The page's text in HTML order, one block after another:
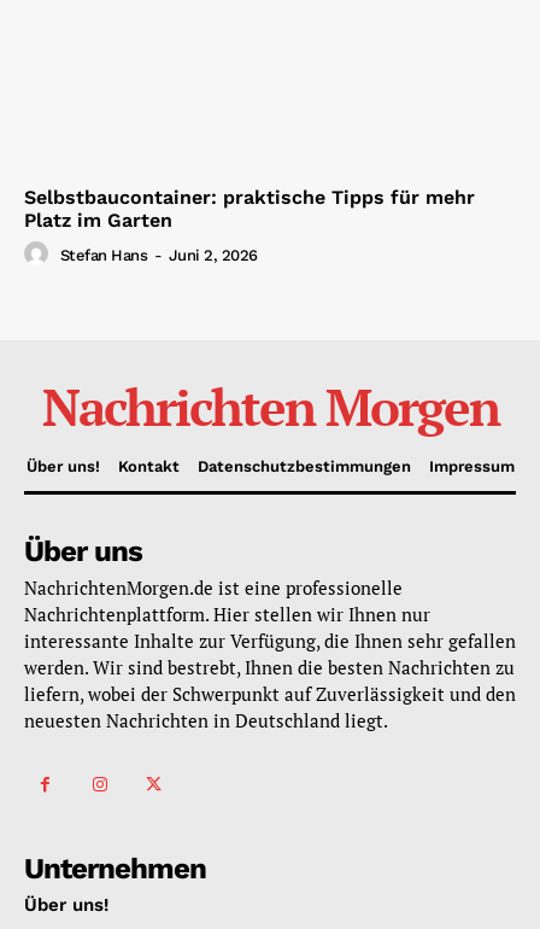
Selbstbaucontainer: praktische Tipps für mehr
Platz im Garten
Stefan Hans - Juni 2, 2026
Nachrichten Morgen
Über uns! Kontakt Datenschutzbestimmungen Impressum
Über uns
NachrichtenMorgen.de ist eine professionelle
Nachrichtenplattform. Hier stellen wir Ihnen nur
interessante Inhalte zur Verfügung, die Ihnen sehr gefallen
werden. Wir sind bestrebt, Ihnen die besten Nachrichten zu
liefern, wobei der Schwerpunkt auf Zuverlässigkeit und den
neuesten Nachrichten in Deutschland liegt.
Unternehmen
Über uns!